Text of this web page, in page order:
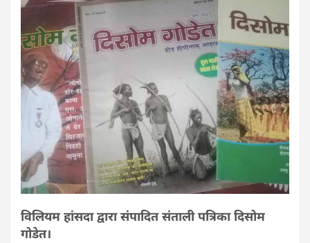
विलियम हांसदा द्वारा संपादित संताली पत्रिका दिसोम
गोडेत।